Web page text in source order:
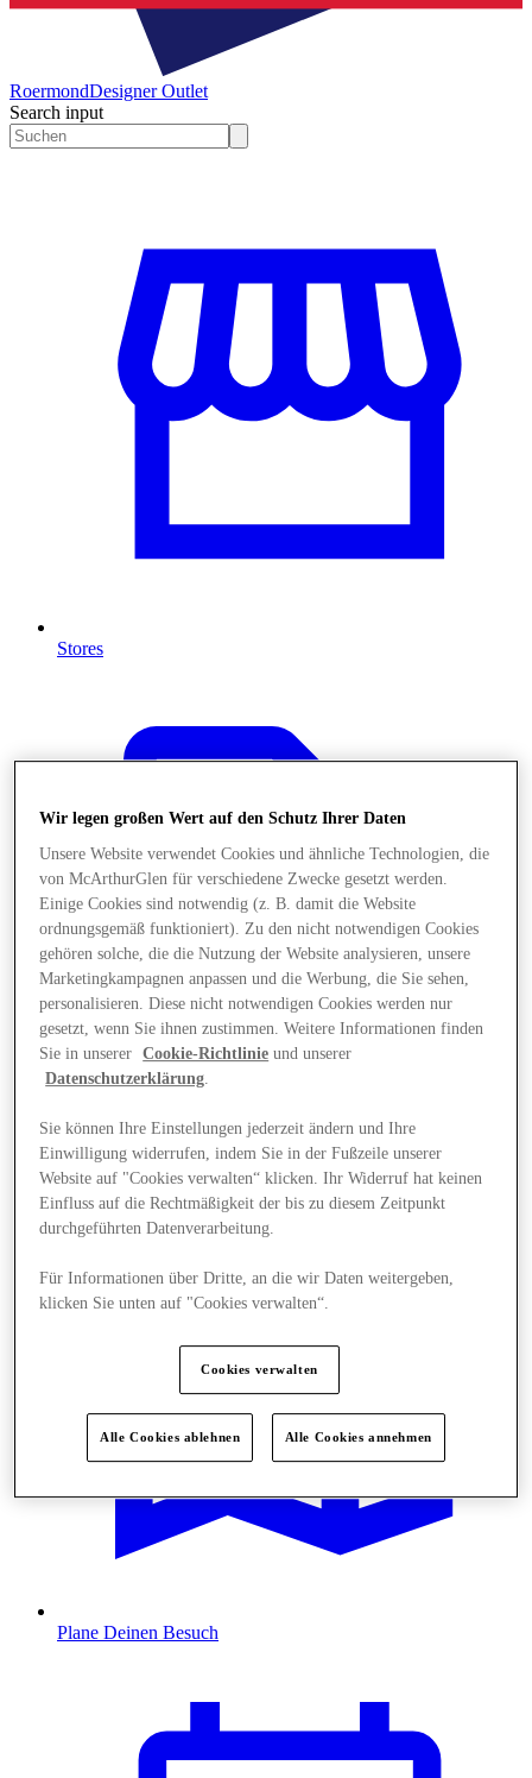
RoermondDesigner Outlet
Search input
Stores
Angebote
Plane Deinen Besuch
Wir legen großen Wert auf den Schutz Ihrer Daten
Unsere Website verwendet Cookies und ähnliche Technologien, die
von McArthurGlen für verschiedene Zwecke gesetzt werden.
Einige Cookies sind notwendig (z. B. damit die Website
ordnungsgemäß funktioniert). Zu den nicht notwendigen Cookies
gehören solche, die die Nutzung der Website analysieren, unsere
Marketingkampagnen anpassen und die Werbung, die Sie sehen,
personalisieren. Diese nicht notwendigen Cookies werden nur
gesetzt, wenn Sie ihnen zustimmen. Weitere Informationen finden
Sie in unserer
Cookie-Richtlinie und unserer
Datenschutzerklärung.
Sie können Ihre Einstellungen jederzeit ändern und Ihre
Einwilligung widerrufen, indem Sie in der Fußzeile unserer
Website auf "Cookies verwalten“ klicken. Ihr Widerruf hat keinen
Einfluss auf die Rechtmäßigkeit der bis zu diesem Zeitpunkt
durchgeführten Datenverarbeitung.
Für Informationen über Dritte, an die wir Daten weitergeben,
klicken Sie unten auf "Cookies verwalten“.
Cookies verwalten
Alle Cookies ablehnen Alle Cookies annehmen